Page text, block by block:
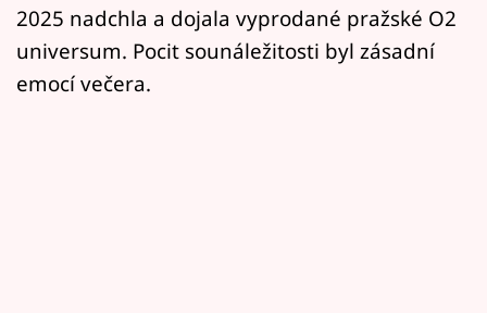
2025 nadchla a dojala vyprodané pražské O2
universum. Pocit sounáležitosti byl zásadní
emocí večera.